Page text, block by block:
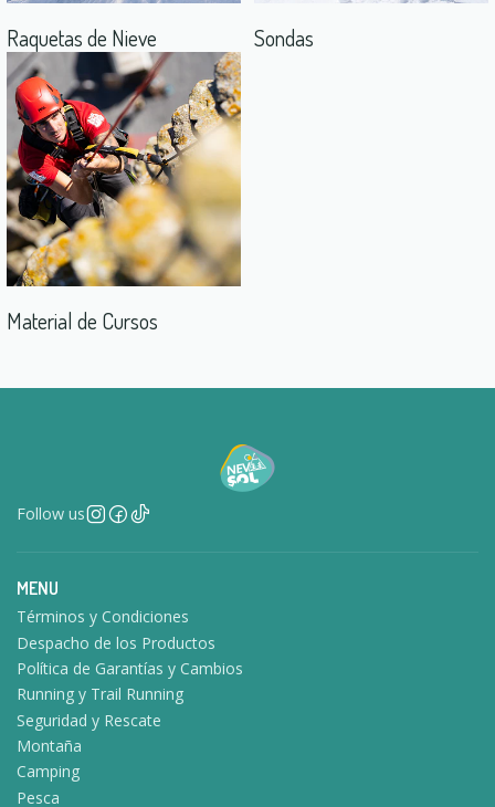
Raquetas de Nieve Sondas
Material de Cursos
Follow us
MENU
Términos y Condiciones
Despacho de los Productos
Política de Garantías y Cambios
Running y Trail Running
Seguridad y Rescate
Montaña
Camping
Pesca